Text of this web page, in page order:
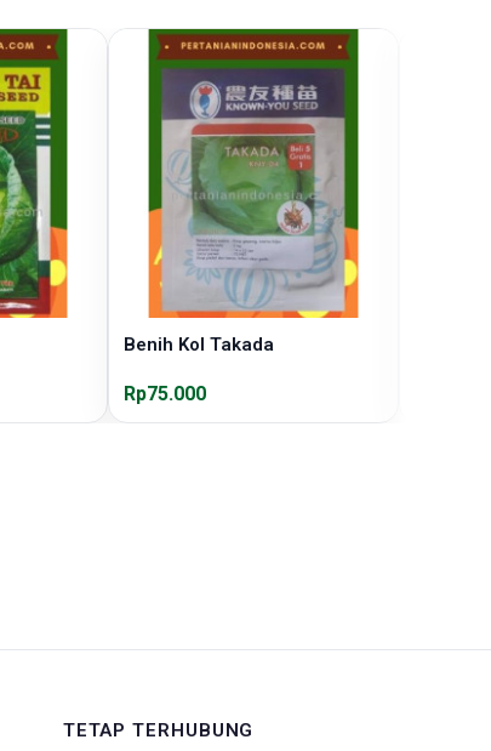
Benih Kol Takada
Rp75.000
TETAP TERHUBUNG